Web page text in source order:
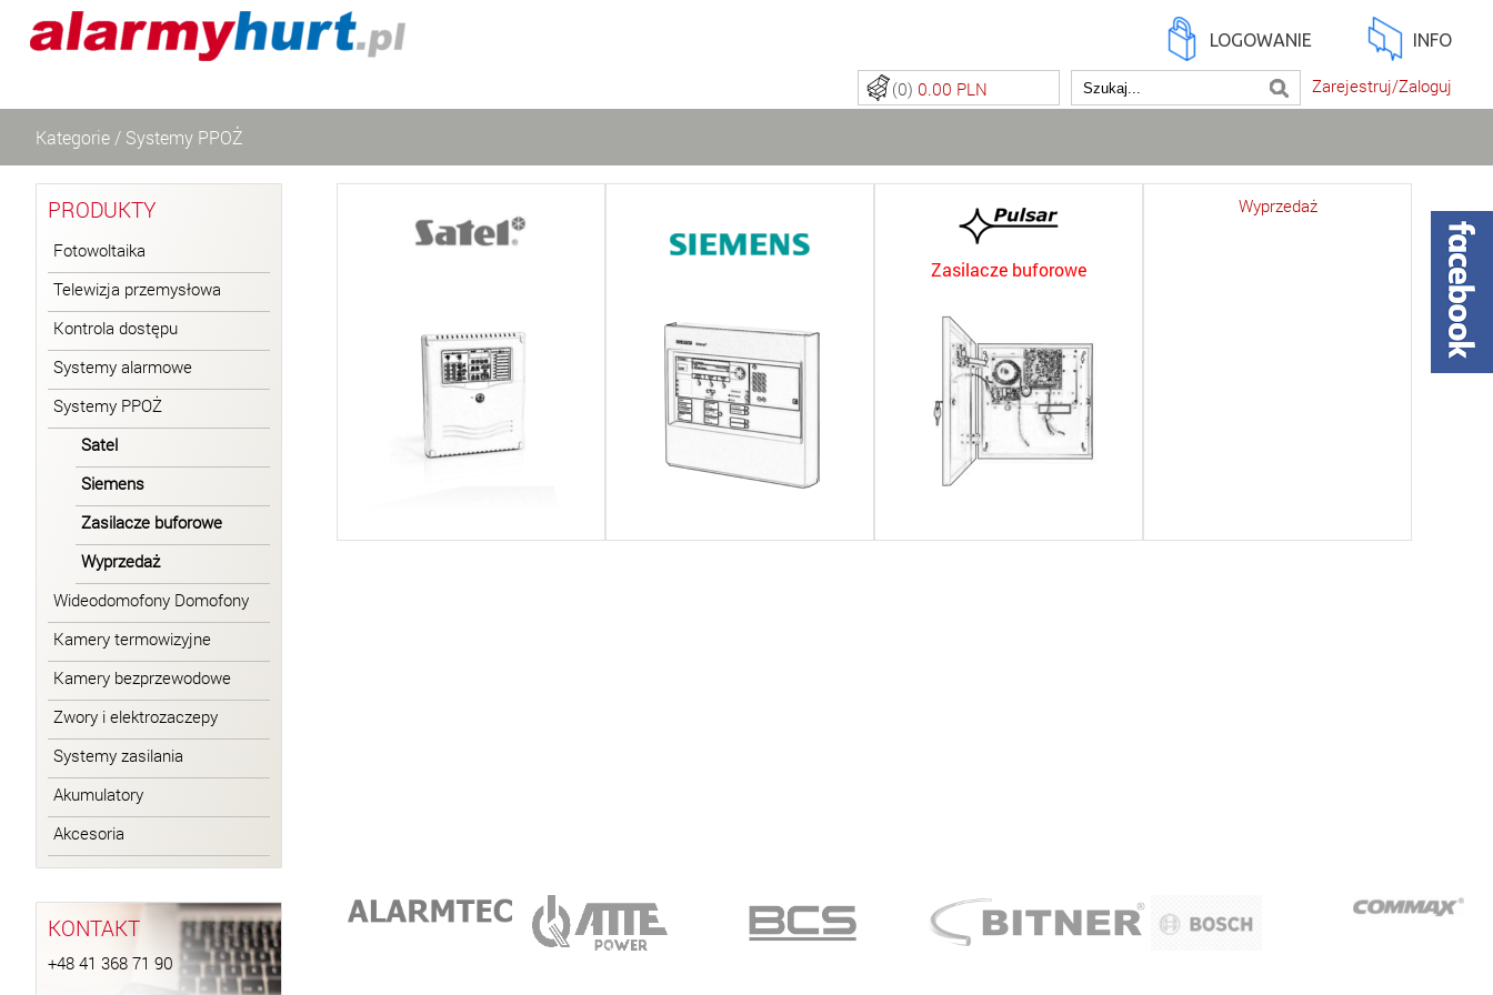
LOGOWANIE INFO
Zarejestruj/Zaloguj
(0) 0.00 PLN
Kategorie / Systemy PPOŻ
PRODUKTY
Fotowoltaika
Telewizja przemysłowa
Kontrola dostępu
Systemy alarmowe
Systemy PPOŻ
Satel
Siemens
Zasilacze buforowe
Wyprzedaż
Wideodomofony Domofony
Kamery termowizyjne
Kamery bezprzewodowe
Zwory i elektrozaczepy
Systemy zasilania
Akumulatory
Akcesoria
KONTAKT
+48 41 368 71 90
Wyprzedaż